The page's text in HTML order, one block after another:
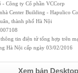
Công ty Cổ phần VCCorp
Center Building - Hapulico
thành phố Hà Nội
tin điện tử tổng hợp trên
Hà Nội cấp ngày 03/02/2016
Xem bản Desktop